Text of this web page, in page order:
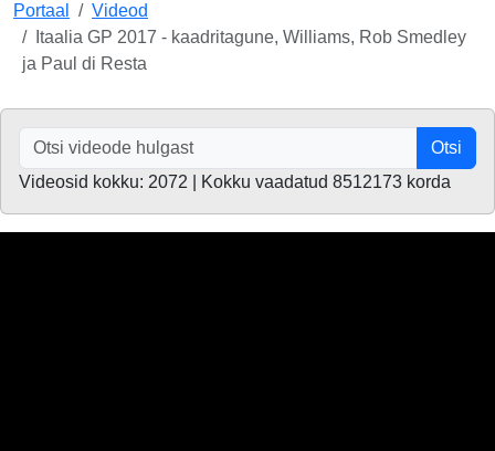
Portaal
Videod
Itaalia GP 2017 - kaadritagune, Williams, Rob Smedley
ja Paul di Resta
Otsi
Videosid kokku: 2072 | Kokku vaadatud 8512173 korda